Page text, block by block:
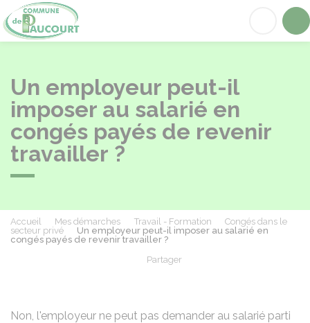
Un employeur peut-il
imposer au salarié en
congés payés de revenir
travailler ?
Accueil Mes démarches Travail - Formation
Congés dans le
secteur privé
Un employeur peut-il imposer au salarié en
congés payés de revenir travailler ?
Partager
Non, l'employeur ne peut pas demander au salarié parti